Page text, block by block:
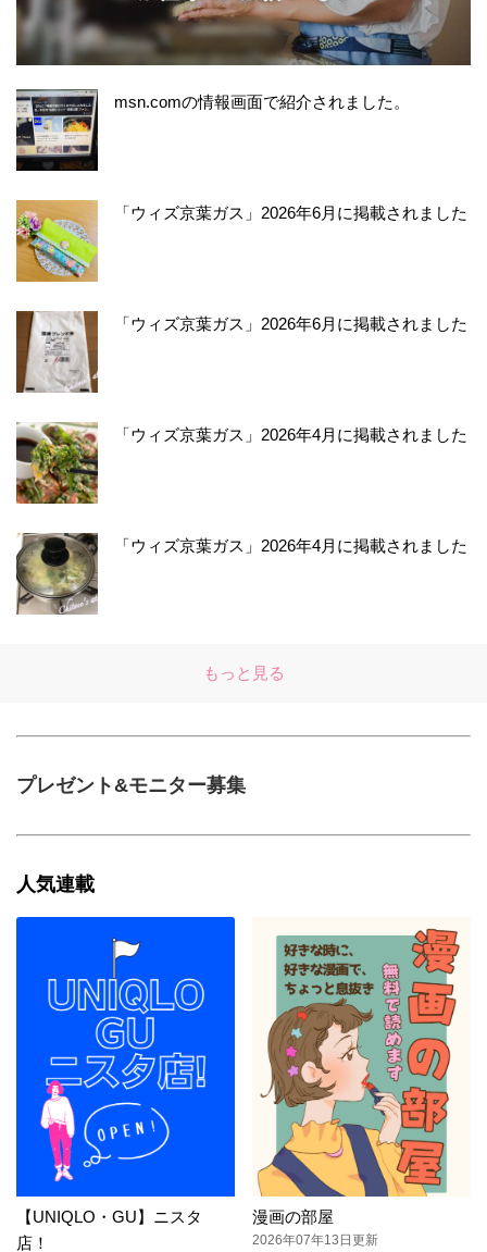
msn.comの情報画面で紹介されました。
「ウィズ京葉ガス」2026年6月に掲載されました
「ウィズ京葉ガス」2026年6月に掲載されました
「ウィズ京葉ガス」2026年4月に掲載されました
「ウィズ京葉ガス」2026年4月に掲載されました
もっと見る
プレゼント&モニター募集
人気連載
【UNIQLO・GU】ニスタ
店！
漫画の部屋
2026年07年13日更新